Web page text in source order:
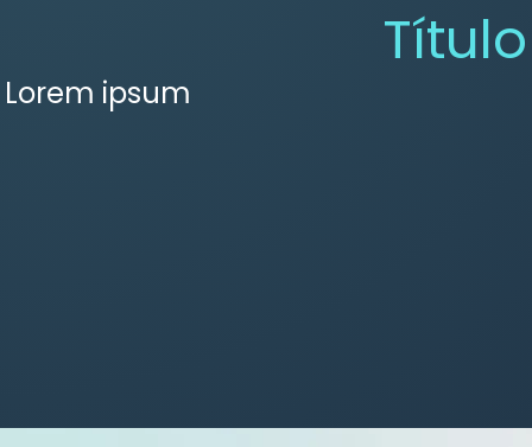
Título
Lorem ipsum